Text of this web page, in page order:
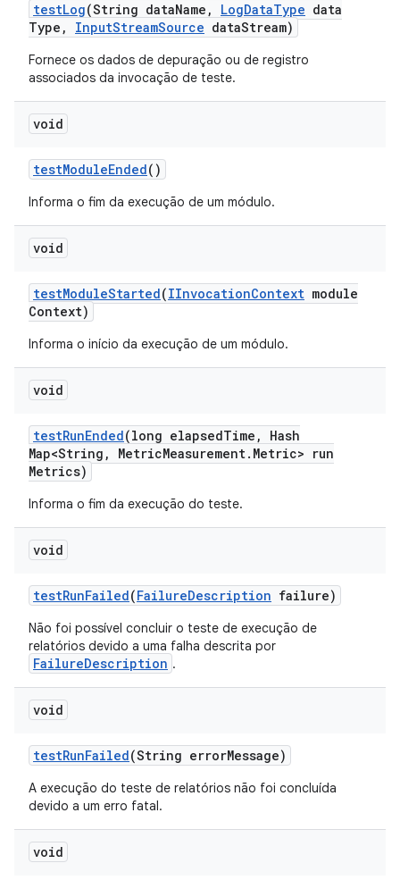
testLog(String dataName , LogDataType data
Type , InputStreamSource dataStream)
Fornece os dados de depuração ou de registro
associados da invocação de teste.
void
testModuleEnded()
Informa o fim da execução de um módulo.
void
testModuleStarted(IInvocationContext module
Context)
Informa o início da execução de um módulo.
void
testRunEnded(long elapsedTime ,
Hash
Map<String , MetricMeasurement. Metric> run
Metrics)
Informa o fim da execução do teste.
void
testRunFailed(FailureDescription failure)
Não foi possível concluir o teste de execução de
relatórios devido a uma falha descrita por
FailureDescription .
void
testRunFailed(String errorMessage)
A execução do teste de relatórios não foi concluída
devido a um erro fatal.
void